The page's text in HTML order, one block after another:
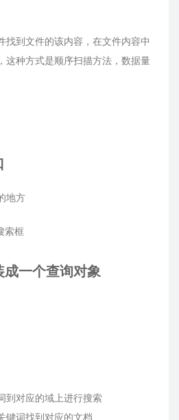
找到文件的该内容，在文件内容中
这种方式是顺序扫描方法，数据量
地方
索框
成一个查询对象
到对应的域上进行搜索
键词找到对应的文档